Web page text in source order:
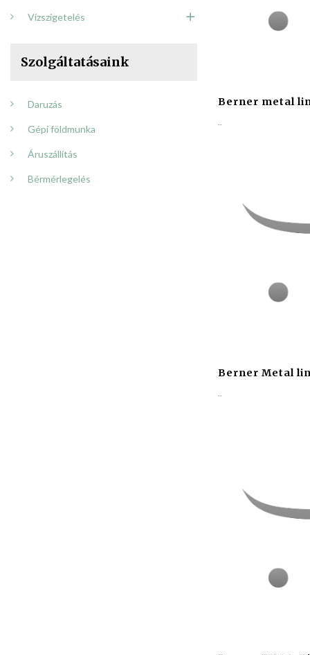
Vízszigetelés
Szolgáltatásaink
Daruzás
Gépi földmunka
Áruszállítás
Bérmérlegelés
Berner metal
..
Berner Metal
..